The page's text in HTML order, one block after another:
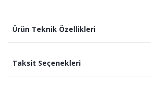
Ürün Teknik Özellikleri
Taksit Seçenekleri